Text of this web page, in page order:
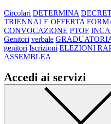
Circolari DETERMINA
TRIENNALE OFFERTA
CONVOCAZIONE PTOF
Genitori verbale
genitori Iscrizioni ELEZIONI
ASSEMBLEA
Accedi ai servizi